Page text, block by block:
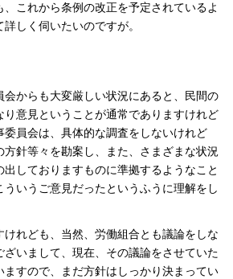
これから条例の改正を予定されているよ
しく伺いたいのですが。
からも大変厳しい状況にあると、民間の
意見ということが通常でありますけれど
委員会は、具体的な調査をしないけれど
方針等々を勘案し、また、さまざまな状況
しておりますものに準拠するようなこと
いうご意見だったというふうに理解をし
けれども、当然、労働組合とも議論をしな
ざいまして、現在、その議論をさせていた
ますので、まだ方針はしっかり決まってい